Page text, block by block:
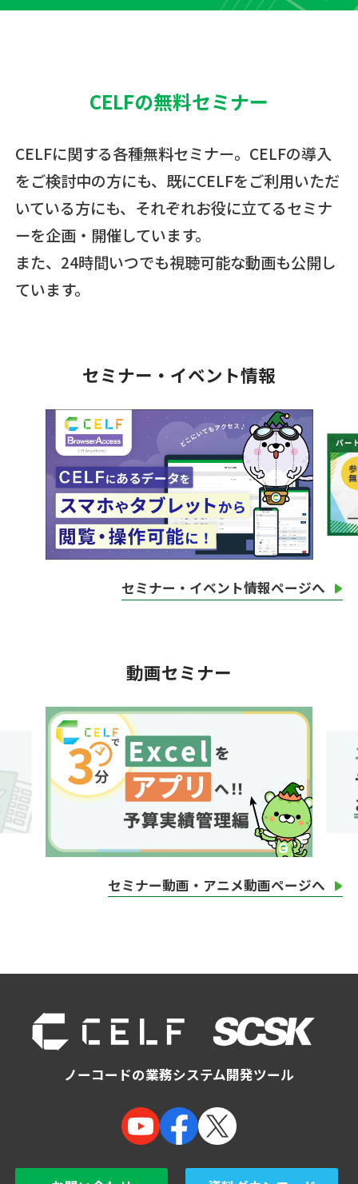
CELFの無料セミナー
CELFに関する各種無料セミナー。CELFの導入
をご検討中の方にも、 既にCELFをご利用いただ
いている方にも、それぞれお役に立てるセミナ
ーを企画・開催しています。
また、24時間いつでも視聴可能な動画も公開し
ています。
セミナー・イベント情報
セミナー・イベント情報ページへ
動画セミナー
セミナー動画・アニメ動画ページへ
ノーコードの業務システム開発ツール